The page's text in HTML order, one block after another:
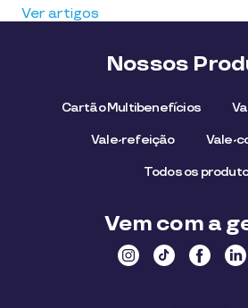
Ver artigos
Nossos
Cartão Multibenefícios
Vale-refeição Vale-
Todos os
Vem com a